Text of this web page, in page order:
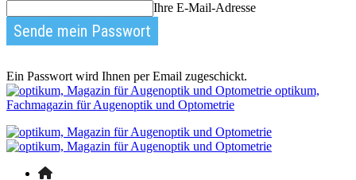
Ihre E-Mail-Adresse
Ein Passwort wird Ihnen per Email zugeschickt.
optikum,
Fachmagazin für Augenoptik und Optometrie